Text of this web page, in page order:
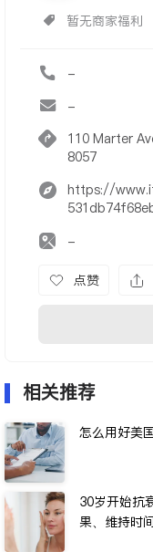
暂无商家福利
-
-
110 Marter
8057
https://
-
点赞
相关推荐
怎么用好美
30岁开始抗
果、维持时